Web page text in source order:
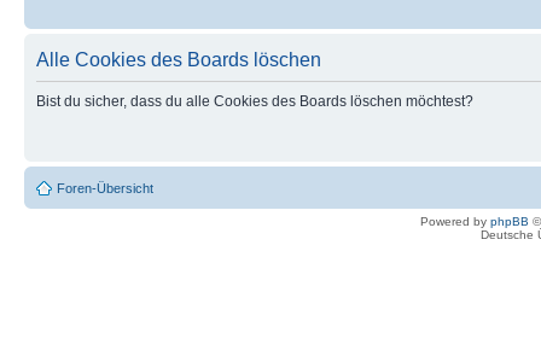
Alle Cookies des Boards löschen
Bist du sicher, dass du alle Cookies des Boards löschen möchtest?
Foren-Übersicht
Powered by phpBB
Deutsche